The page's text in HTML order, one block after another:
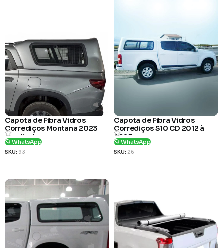
Capota de Fibra Vidros
Corrediços Montana 2023
em diante
WhatsApp
SKU: 93
Capota de Fibra Vidros
Corrediços S10 CD 2012 à
2025
WhatsApp
SKU: 26